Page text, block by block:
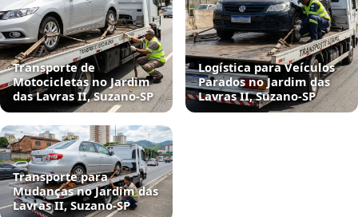
Transporte de
Motocicletas no Jardim
das Lavras II, Suzano‑SP
Logística para Veículos
Parados no Jardim das
Lavras II, Suzano‑SP
Transporte para
Mudanças no Jardim das
Lavras II, Suzano‑SP